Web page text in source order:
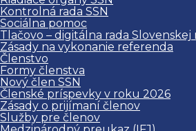
Kontrolná rada SSN
Sociálna pomoc
Tlačovo – digitálna rada Slovenskej
Zásady na vykonanie referenda
Členstvo
Formy členstva
Nový člen SSN
Členské príspevky v roku 2026
Zásady o prijímaní členov
Služby pre členov